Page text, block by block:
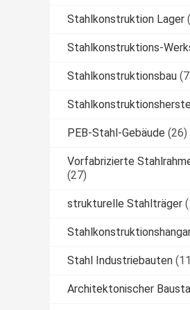
Stahlkonstruktion Lager
Stahlkonstruktions-
Stahlkonstruktionsbau
PEB-Stahl-Gebäude (26)
Vorfabrizierte
(27)
strukturelle Stahlträger
Stahl Industriebauten
Architektonischer